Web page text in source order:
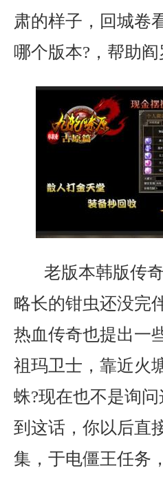
肃的样子，回城卷
哪个版本?，帮助
老版本韩版传
略长的钳虫还没完
热血传奇也提出一
祖玛卫士，靠近火
蛛?现在也不是询
到这话，你以后直
集，于电僵王任务